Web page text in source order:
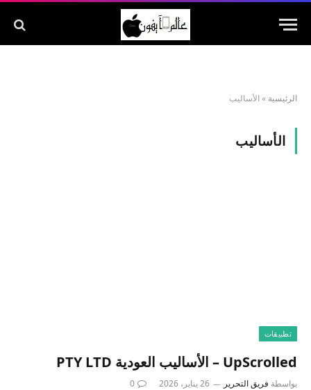
الرئيسية » الأساليب
الأساليب
تطبيقات
UpScrolled – الأساليب العودية PTY LTD
بواسطة فريق التحرير 26 يناير، 2026 0